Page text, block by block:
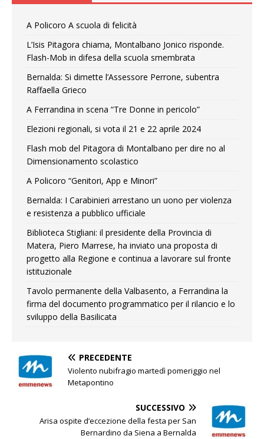
A Policoro A scuola di felicità
L’Isis Pitagora chiama, Montalbano Jonico risponde.
Flash-Mob in difesa della scuola smembrata
Bernalda: Si dimette l’Assessore Perrone, subentra
Raffaella Grieco
A Ferrandina in scena “Tre Donne in pericolo”
Elezioni regionali, si vota il 21 e 22 aprile 2024
Flash mob del Pitagora di Montalbano per dire no al
Dimensionamento scolastico
A Policoro “Genitori, App e Minori”
Bernalda: I Carabinieri arrestano un uono per violenza
e resistenza a pubblico ufficiale
Biblioteca Stigliani: il presidente della Provincia di
Matera, Piero Marrese, ha inviato una proposta di
progetto alla Regione e continua a lavorare sul fronte
istituzionale
Tavolo permanente della Valbasento, a Ferrandina la
firma del documento programmatico per il rilancio e lo
sviluppo della Basilicata
PRECEDENTE
Violento nubifragio martedì pomeriggio nel
Metapontino
SUCCESSIVO
Arisa ospite d’eccezione della festa per San
Bernardino da Siena a Bernalda